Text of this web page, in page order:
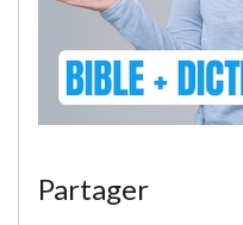
Partager